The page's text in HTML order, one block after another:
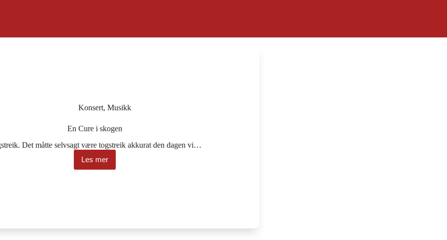
Konsert,Musikk
En Cure i skogen
Det måtte selvsagt være togstreik akkurat den dagen vi…
Les mer
En
Cure